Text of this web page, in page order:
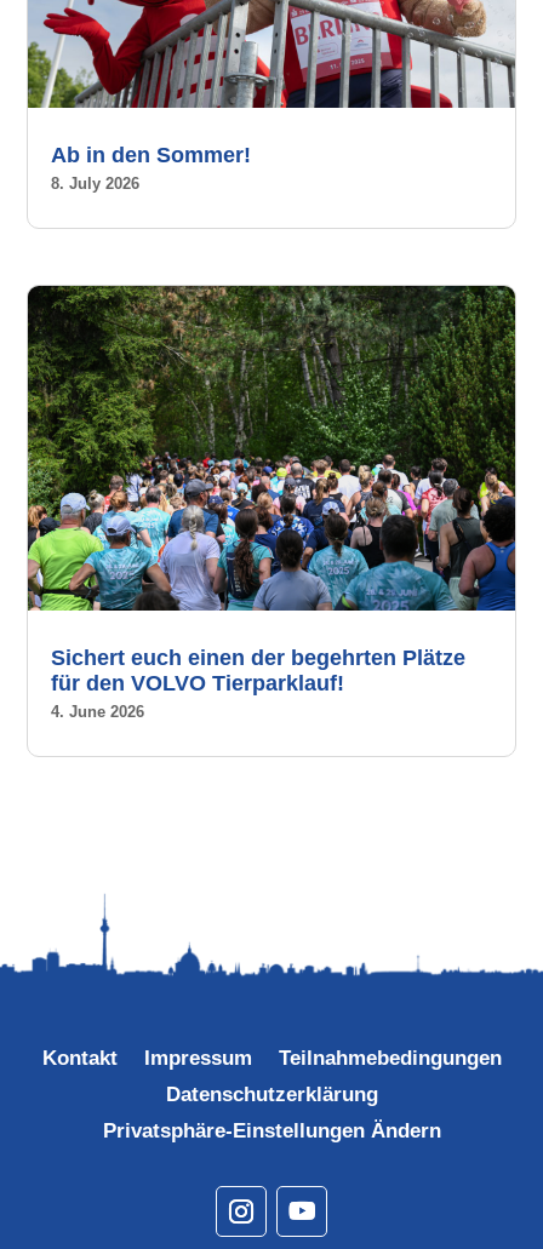
Ab in den Sommer!
8. July 2026
Sichert euch einen der begehrten Plätze
für den VOLVO Tierparklauf!
4. June 2026
Kontakt Impressum
Teilnahmebedingungen
Datenschutzerklärung
Privatsphäre-Einstellungen Ändern